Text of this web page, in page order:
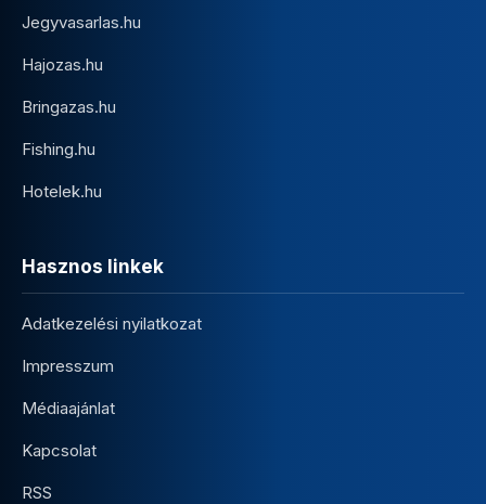
Jegyvasarlas.hu
Hajozas.hu
Bringazas.hu
Fishing.hu
Hotelek.hu
Hasznos linkek
Adatkezelési nyilatkozat
Impresszum
Médiaajánlat
Kapcsolat
RSS